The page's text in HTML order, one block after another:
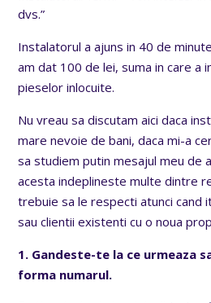
dvs.”
Instalatorul a ajuns in 40 de
am dat 100 de lei, suma in care a
pieselor inlocuite.
Nu vreau sa discutam aici daca
mare nevoie de bani, daca mi-a
sa studiem putin mesajul meu de
acesta indeplineste multe dintre
trebuie sa le respecti atunci cand
sau clientii existenti cu o noua
1. Gandeste-te la ce urmeaza
forma numarul.